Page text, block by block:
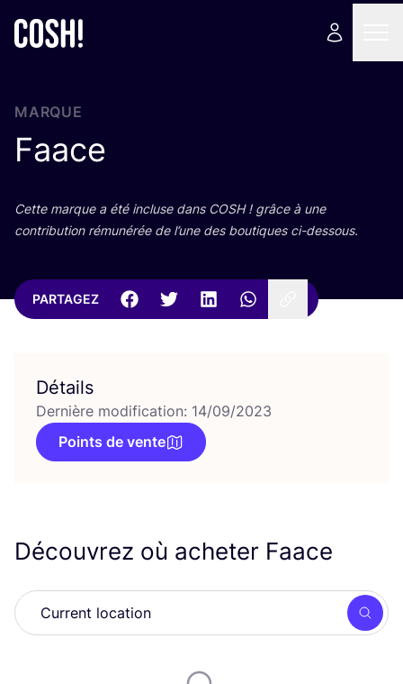
MARQUE
Faace
Cette marque a été incluse dans COSH! grâce à une
contri­bu­tion rému­né­rée de l’une des bou­tiques ci-dessous.
PARTAGEZ
Détails
Dernière modification: 14/09/2023
Points de vente
Découvrez où acheter Faace